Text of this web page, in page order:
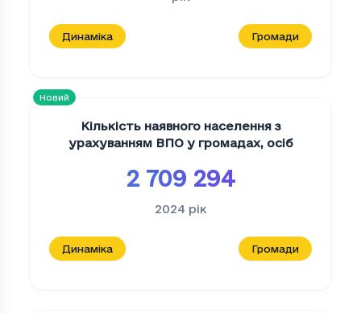
Динаміка Громади
Новий
Кількість наявного населення з
урахуванням ВПО у громадах, осіб
2 709 294
2024 рік
Динаміка Громади